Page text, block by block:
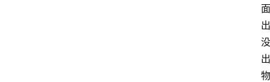
面
出
没
出
物